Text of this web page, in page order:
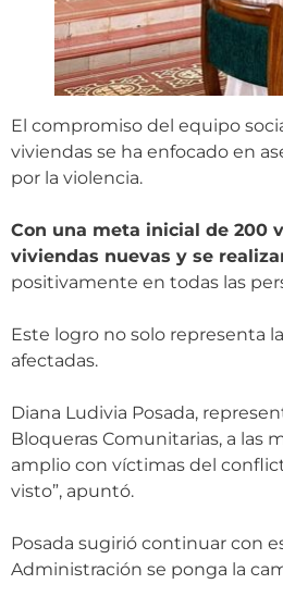
El compromiso del equipo
viviendas se ha enfocado en
por la violencia.
Con una meta inicial de 200
viviendas nuevas y se
positivamente en todas las
Este logro no solo representa
afectadas.
Diana Ludivia Posada,
Bloqueras Comunitarias, a las
amplio con víctimas del
visto”, apuntó.
Posada sugirió continuar con
Administración se ponga la